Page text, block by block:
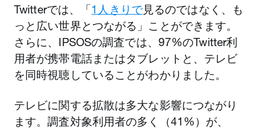
Twitterでは、「1人きりで見るのではなく、も
っと広い世界とつながる」ことができます。
さらに、IPSOSの調査では、97%のTwitter利
用者が携帯電話またはタブレットと、テレビ
を同時視聴していることがわかりました。
テレビに関する拡散は多大な影響につながり
ます。調査対象利用者の多く（41%）が、